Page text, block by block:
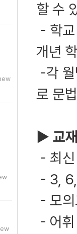
할 수
- 학
개년
-각
로 문
▶ 교
- 최
- 3,
- 모
- 어휘